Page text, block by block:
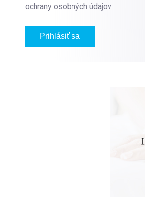
ochrany osobných údajov
Prihlásiť sa